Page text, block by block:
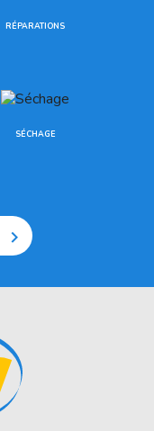
RÉPARATIONS
SÉCHAGE
